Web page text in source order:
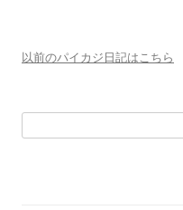
以前のパイカジ日記はこちら
索: